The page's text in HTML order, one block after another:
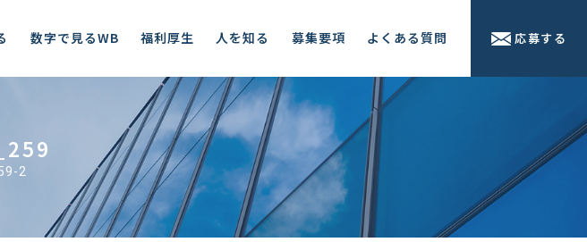
数字で見るWB 福利厚生 人を知る 募集要項 よくある質問 応募する
2